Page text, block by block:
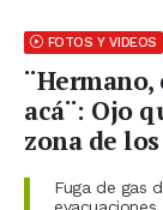
FOTOS Y VIDEOS
acá¨: Ojo
zona de
Fuga de gas